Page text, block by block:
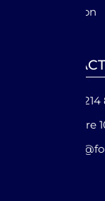
IT et innovation
CONTACT
+216 93 214
Belvédère